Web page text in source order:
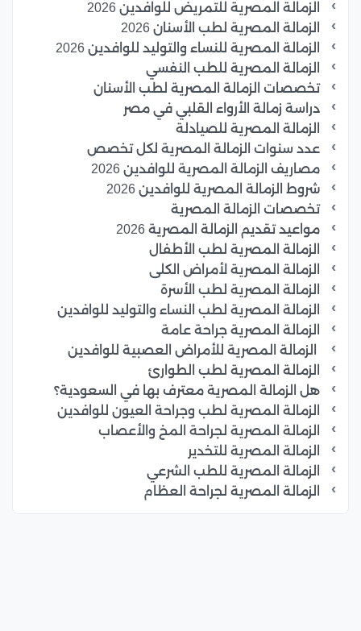
الزمالة المصرية للتمريض للوافدين 2026
الزمالة المصرية لطب الأسنان 2026
الزمالة المصرية للنساء والتوليد للوافدين 2026
الزمالة المصرية للطب النفسي
تخصصات الزمالة المصرية لطب الأسنان
دراسة زمالة الأرواء القلبي في مصر
الزمالة المصرية للصيادلة
عدد سنوات الزمالة المصرية لكل تخصص
مصاريف الزمالة المصرية للوافدين 2026
شروط الزمالة المصرية للوافدين 2026
تخصصات الزمالة المصرية
مواعيد تقديم الزمالة المصرية 2026
الزمالة المصرية لطب الأطفال
الزمالة المصرية لأمراض الكلى
الزمالة المصرية لطب الأسرة
الزمالة المصرية لطب النساء والتوليد للوافدين
الزمالة المصرية جراحة عامة
الزمالة المصرية للأمراض العصبية للوافدين
الزمالة المصرية لطب الطوارئ
هل الزمالة المصرية معترف بها في السعودية؟
الزمالة المصرية لطب وجراحة العيون للوافدين
الزمالة المصرية لجراحة المخ والأعصاب
الزمالة المصرية للتخدير
الزمالة المصرية للطب الشرعي
الزمالة المصرية لجراحة العظام